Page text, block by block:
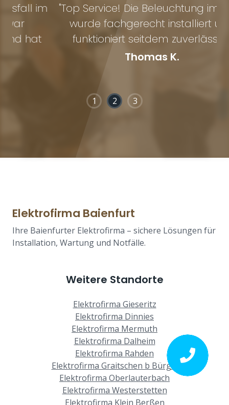
"Top Service! Die Beleuchtung im Büro
wurde fachgerecht installiert und
funktioniert seitdem zuverlässig."
Thomas K.
1 2 3
Elektrofirma Baienfurt
Ihre Baienfurter Elektrofirma – sichere Lösungen für
Installation, Wartung und Notfälle.
Weitere Standorte
Elektrofirma Gieseritz
Elektrofirma Dinnies
Elektrofirma Mermuth
Elektrofirma Dalheim
Elektrofirma Rahden
Elektrofirma Graitschen b Bürgel
Elektrofirma Oberlauterbach
Elektrofirma Westerstetten
Elektrofirma Klein Berßen